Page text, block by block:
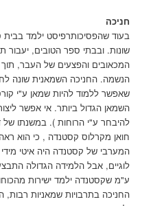
חניכה
בעוד שהפסיכותרפיסט ילמד בבית
שונות. ובבתי ספר הטובים, יעבור
המכאובים והפצעים של העבר,
הנשמה. החניכה השמאנית שונה
שאפשר ללמוד להיות שמאן ע"י
השמאן הגדול ביותר. אי אפשר
להיבחר ע"י הרוחות ). במשנתו של
חואן מקרלוס קסטנדה , כי הוא
המערבי של קסטנדה היה איטי
לוגיים, אבל הלמידה הגדולה
ע"מ שקסטנדה ילמד ישירות
החניכה בתרבויות שמאניות רבות,